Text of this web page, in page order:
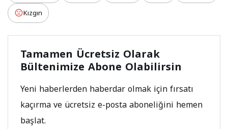
Kızgın
Tamamen Ücretsiz Olarak
Bültenimize Abone Olabilirsin
Yeni haberlerden haberdar olmak için fırsatı
kaçırma ve ücretsiz e-posta aboneliğini hemen
başlat.